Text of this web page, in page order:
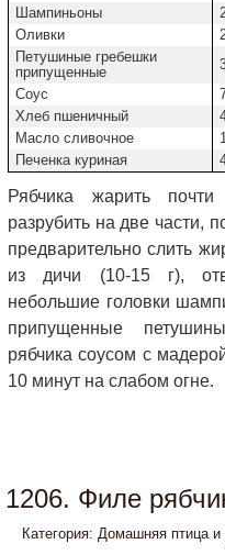
Шампиньоны
Оливки
Петушиные гребешки
припущенные
Соус
Хлеб пшеничный
Масло сливочное
Печенка куриная
Рябчика жарить
разрубить на две части,
предварительно слить
из дичи (10-15 г),
небольшие головки
припущенные
рябчика соусом с
10 минут на слабом огне.
1206. Филе
Категория: Домашняя птица и